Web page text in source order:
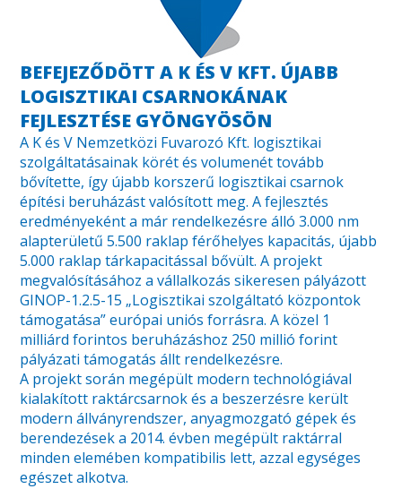
BEFEJEZŐDÖTT A K ÉS V KFT. ÚJABB
LOGISZTIKAI CSARNOKÁNAK
FEJLESZTÉSE GYÖNGYÖSÖN
A K és V Nemzetközi Fuvarozó Kft. logisztikai
szolgáltatásainak körét és volumenét tovább
bővítette, így újabb korszerű logisztikai csarnok
építési beruházást valósított meg. A fejlesztés
eredményeként a már rendelkezésre álló 3.000 nm
alapterületű 5.500 raklap férőhelyes kapacitás, újabb
5.000 raklap tárkapacitással bővült. A projekt
megvalósításához a vállalkozás sikeresen pályázott
GINOP-1.2.5-15 „Logisztikai szolgáltató központok
támogatása” európai uniós forrásra. A közel 1
milliárd forintos beruházáshoz 250 millió forint
pályázati támogatás állt rendelkezésre.
A projekt során megépült modern technológiával
kialakított raktárcsarnok és a beszerzésre került
modern állványrendszer, anyagmozgató gépek és
berendezések a 2014. évben megépült raktárral
minden elemében kompatibilis lett, azzal egységes
egészet alkotva.